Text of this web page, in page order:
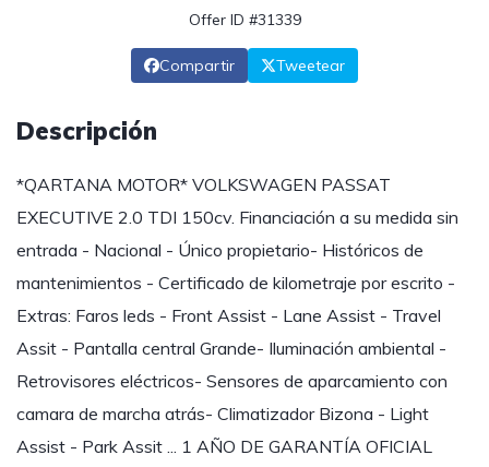
Offer ID #31339
Compartir Tweetear
Descripción
*QARTANA MOTOR* VOLKSWAGEN PASSAT
EXECUTIVE 2.0 TDI 150cv. Financiación a su medida sin
entrada - Nacional - Único propietario- Históricos de
mantenimientos - Certificado de kilometraje por escrito -
Extras: Faros leds - Front Assist - Lane Assist - Travel
Assit - Pantalla central Grande- Iluminación ambiental -
Retrovisores eléctricos- Sensores de aparcamiento con
camara de marcha atrás- Climatizador Bizona - Light
Assist - Park Assit ... 1 AÑO DE GARANTÍA OFICIAL